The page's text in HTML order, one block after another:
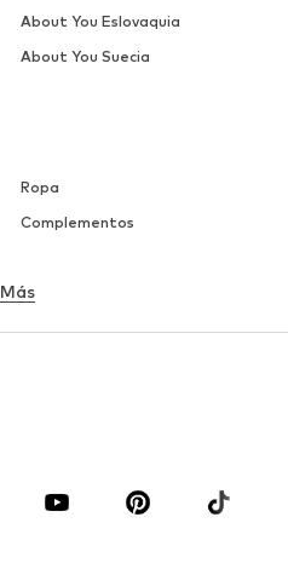
Ropa
Complementos
Más
About You Eslovaquia
About You Suecia